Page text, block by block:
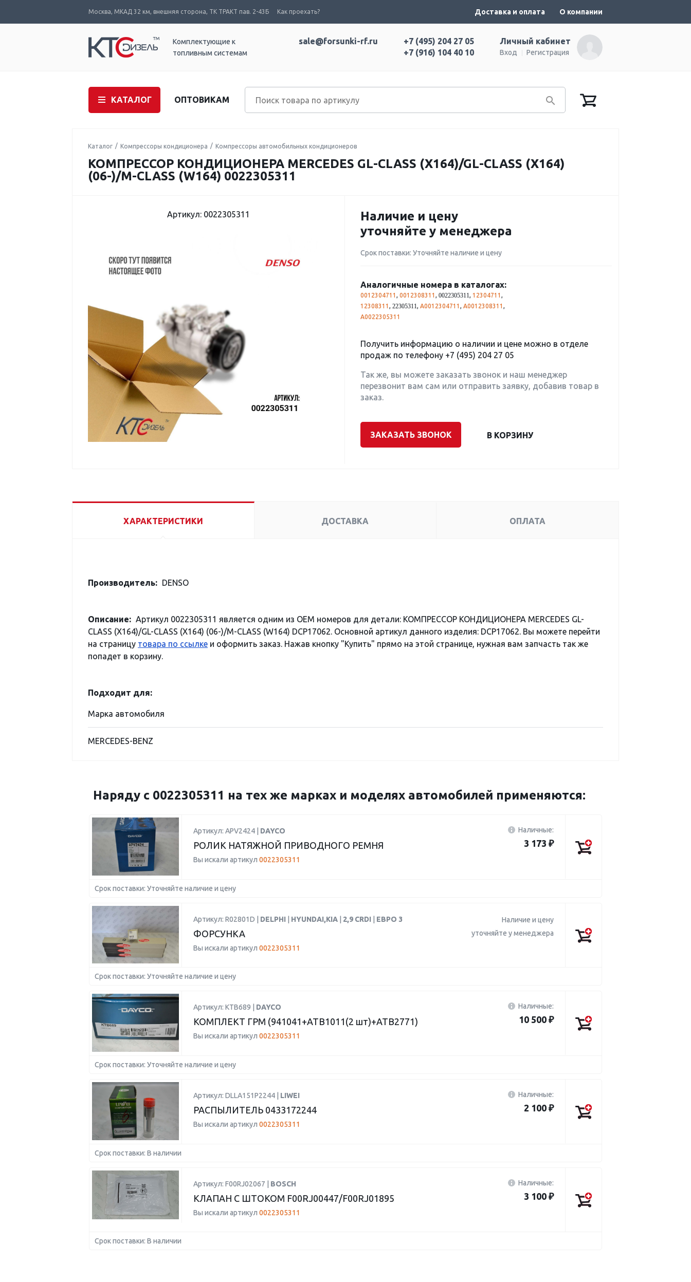
Москва, МКАД 32 км, внешняя сторона, ТК ТРАКТ пав. 2-43Б Как проехать? Доставка и оплата О компании
Комплектующие к
топливным системам
Личный кабинет
Вход Регистрация
+7 (495) 204 27 05
+7 (916) 104 40 10
sale@forsunki-rf.ru
КАТАЛОГ ОПТОВИКАМ
Каталог Компрессоры кондиционера Компрессоры автомобильных кондиционеров
КОМПРЕССОР КОНДИЦИОНЕРА MERCEDES GL-CLASS (X164)/GL-CLASS (X164)
(06-)/M-CLASS (W164) 0022305311
Артикул: 0022305311
Наличие и цену
уточняйте у менеджера
Срок поставки: Уточняйте наличие и цену
Аналогичные номера в каталогах:
0012304711 , 0012308311 , 0022305311, 12304711 ,
12308311 , 22305311, A0012304711 , A0012308311 ,
A0022305311
Получить информацию о наличии и цене можно в отделе
продаж по телефону +7 (495) 204 27 05
Так же, вы можете заказать звонок и наш менеджер
перезвонит вам сам или отправить заявку, добавив товар в
заказ.
ЗАКАЗАТЬ ЗВОНОК В КОРЗИНУ
ХАРАКТЕРИСТИКИ ДОСТАВКА ОПЛАТА
Производитель: DENSO
Описание: Артикул 0022305311 является одним из OEM номеров для детали: КОМПРЕССОР КОНДИЦИОНЕРА MERCEDES GL-
CLASS (X164)/GL-CLASS (X164) (06-)/M-CLASS (W164) DCP17062. Основной артикул данного изделия: DCP17062. Вы можете перейти
на страницу товара по ссылке и оформить заказ. Нажав кнопку "Купить" прямо на этой странице, нужная вам запчасть так же
попадет в корзину.
Подходит для:
Марка автомобиля
MERCEDES-BENZ
Наряду с 0022305311 на тех же марках и моделях автомобилей применяются:
Артикул: APV2424 | DAYCO
РОЛИК НАТЯЖНОЙ ПРИВОДНОГО РЕМНЯ
Вы искали артикул 0022305311
Наличные:
3 173 ₽
Срок поставки: Уточняйте наличие и цену
Артикул: R02801D | DELPHI HYUNDAI,KIA 2,9 CRDI ЕВРО 3
ФОРСУНКА
Вы искали артикул 0022305311
Наличие и цену
уточняйте у менеджера
Срок поставки: Уточняйте наличие и цену
Артикул: KTB689 | DAYCO
КОМПЛЕКТ ГРМ (941041+ATB1011(2 шт)+ATB2771)
Вы искали артикул 0022305311
Наличные:
10 500 ₽
Срок поставки: Уточняйте наличие и цену
Артикул: DLLA151P2244 | LIWEI
РАСПЫЛИТЕЛЬ 0433172244
Вы искали артикул 0022305311
Наличные:
2 100 ₽
Срок поставки: В наличии
Артикул: F00RJ02067 | BOSCH
КЛАПАН С ШТОКОМ F00RJ00447/F00RJ01895
Вы искали артикул 0022305311
Наличные:
3 100 ₽
Срок поставки: В наличии